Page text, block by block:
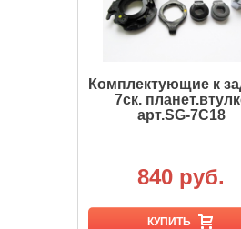
Комплектующие к
7ск.
арт.SG-7C18
840 руб.
КУПИТЬ